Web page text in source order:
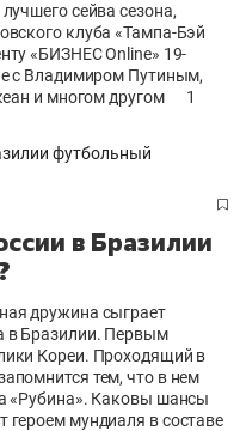
сейва сезона,
клуба «Тампа-Бэй
«БИЗНЕС Online» 19-
с Владимиром Путиным,
и многом другом
1
в Бразилии
дружина сыграет
в Бразилии. Первым
Кореи. Проходящий в
тем, что в нем
«Рубина». Каковы шансы
мундиаля в составе